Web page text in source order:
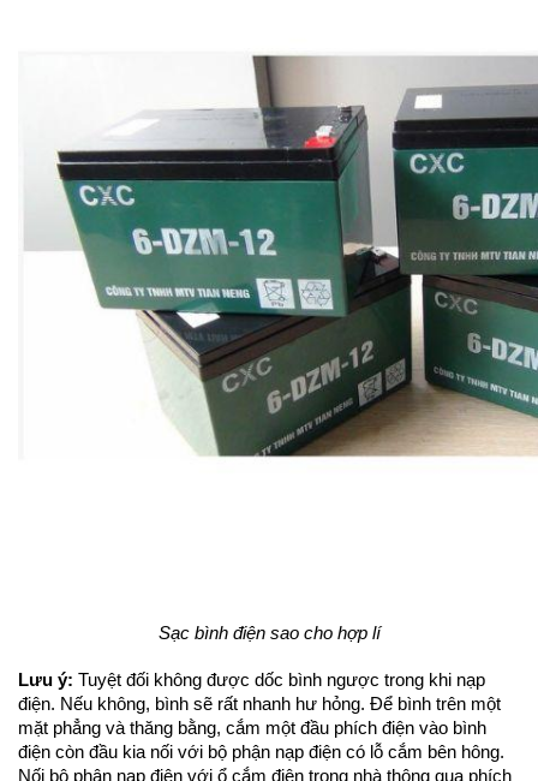
Sạc bình điện sao cho hợp lí
Lưu ý: Tuyệt đối không được dốc bình ngược trong khi nạp
điện. Nếu không, bình sẽ rất nhanh hư hỏng. Để bình trên một
mặt phẳng và thăng bằng, cắm một đầu phích điện vào bình
điện còn đầu kia nối với bộ phận nạp điện có lỗ cắm bên hông.
Nối bộ phận nạp điện với ổ cắm điện trong nhà thông qua phích